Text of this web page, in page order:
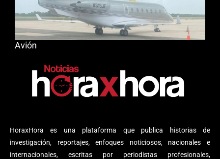
HoraxHora es una plataforma que publica historias de
investigación, reportajes, enfoques noticiosos, nacionales e
internacionales, escritas por periodistas profesionales,
Avión